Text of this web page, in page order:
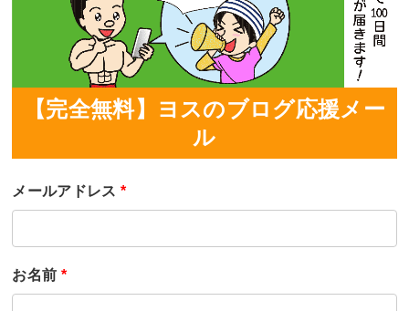
【完全無料】ヨスのブログ応援メー
ル
メールアドレス *
お名前 *